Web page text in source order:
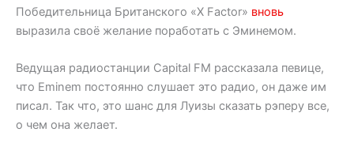
Победительница Британского «X Factor» вновь
выразила своё желание поработать с Эминемом.
Ведущая радиостанции Capital FM рассказала певице,
что Eminem постоянно слушает это радио, он даже им
писал. Так что, это шанс для Луизы сказать рэперу все,
о чем она желает.